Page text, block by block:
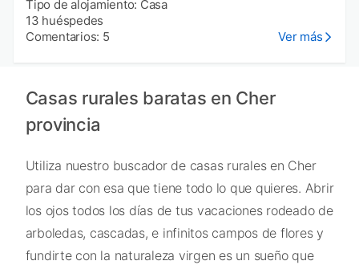
Tipo de alojamiento: Casa
13 huéspedes
Comentarios: 5
Ver más
Casas rurales baratas en Cher
provincia
Utiliza nuestro buscador de casas rurales en Cher
para dar con esa que tiene todo lo que quieres. Abrir
los ojos todos los días de tus vacaciones rodeado de
arboledas, cascadas, e infinitos campos de flores y
fundirte con la naturaleza virgen es un sueño que